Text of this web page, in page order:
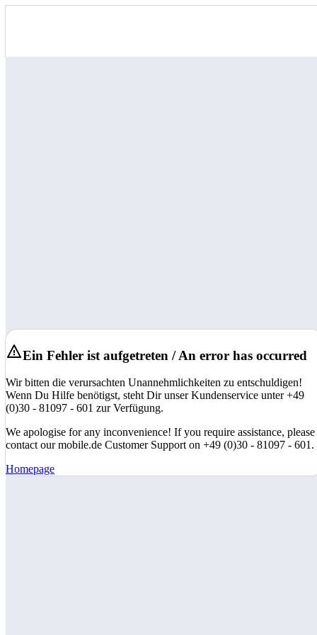
Ein Fehler ist aufgetreten / An error has occurred
Wir bitten die verursachten Unannehmlichkeiten zu entschuldigen!
Wenn Du Hilfe benötigst, steht Dir unser Kundenservice unter +49
(0)30 - 81097 - 601 zur Verfügung.
We apologise for any inconvenience! If you require assistance, please
contact our mobile.de Customer Support on +49 (0)30 - 81097 - 601.
Homepage